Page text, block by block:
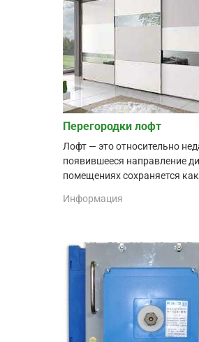
Перегородки лофт
Лофт — это относительно
появившееся направление
помещениях сохраняется
Информация